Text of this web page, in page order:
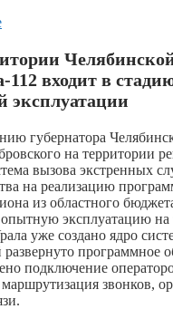
112 входит в
эксплуатации
губернатора
на территории
вызова экстренных
на реализацию
из областного
эксплуатацию на
уже создано ядро
развернуто программное
подключение
звонков,